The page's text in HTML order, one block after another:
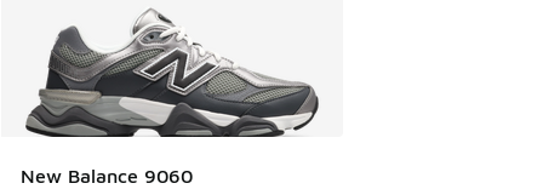
New Balance 9060